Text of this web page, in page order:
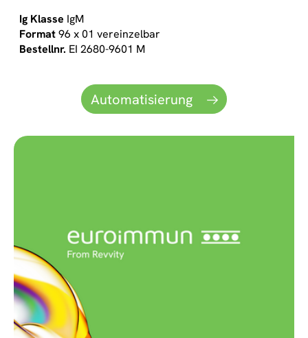
IgM
96 x 01 vereinzelbar
EI 2680-9601 M
Automatisierung